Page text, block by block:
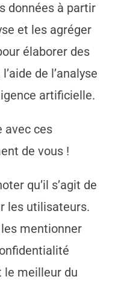
données à partir
et les agréger
élaborer des
de l’analyse
artificielle.
avec ces
de vous !
qu’il s’agit de
les utilisateurs.
mentionner
le meilleur du